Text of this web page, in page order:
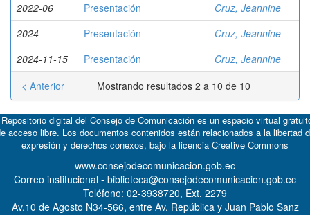
2022-06
Presentación
Cruz, Jeannine
2024
Presentación
Cruz, Jeannine
2024-11-15
Presentación
Cruz, Jeannine
Mostrando resultados 2 a 10 de 10
< Anterior
digital del Consejo de Comunicación es un espacio virtual
acceso libre. Los documentos contenidos están relacionados a la libertad
expresión y derechos conexos, bajo la licencia Creative Commons
www.consejodecomunicacion.gob.ec
Correo institucional - biblioteca@consejodecomunicacion.gob.ec
Teléfono: 02-3938720, Ext. 2279
Av.10 de Agosto N34-566, entre Av. República y Juan Pablo Sanz